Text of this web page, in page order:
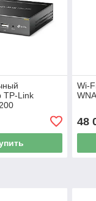
TP-Link
Wi-
48